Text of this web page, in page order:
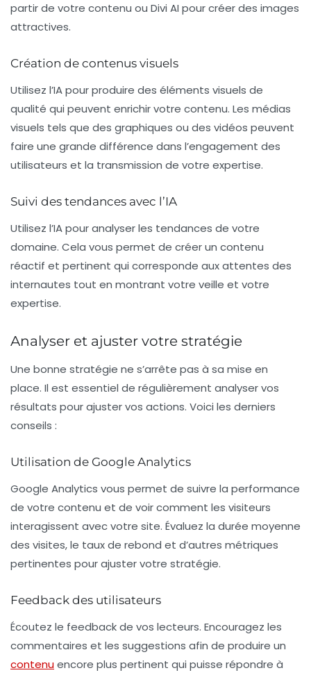
partir de votre contenu ou Divi AI pour créer des images
attractives.
Création de contenus visuels
Utilisez l’IA pour produire des éléments visuels de
qualité qui peuvent enrichir votre contenu. Les médias
visuels tels que des graphiques ou des vidéos peuvent
faire une grande différence dans l’engagement des
utilisateurs et la transmission de votre expertise.
Suivi des tendances avec l’IA
Utilisez l’IA pour analyser les tendances de votre
domaine. Cela vous permet de créer un contenu
réactif et pertinent qui corresponde aux attentes des
internautes tout en montrant votre veille et votre
expertise.
Analyser et ajuster votre stratégie
Une bonne stratégie ne s’arrête pas à sa mise en
place. Il est essentiel de régulièrement analyservos
résultats pour ajuster vos actions. Voici les derniers
conseils :
Utilisation de Google Analytics
Google Analytics vous permet de suivre la performance
de votre contenu et de voir comment les visiteurs
interagissent avec votre site. Évaluez la durée moyenne
des visites, le taux de rebond et d’autres métriques
pertinentes pour ajuster votre stratégie.
Feedback des utilisateurs
Écoutez le feedback de vos lecteurs. Encouragez les
commentaires et les suggestions afin de produire un
contenuencore plus pertinent qui puisse répondre à